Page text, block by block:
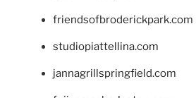
friendsofbroderickpark.com
studiopiattellina.com
jannagrillspringfield.com